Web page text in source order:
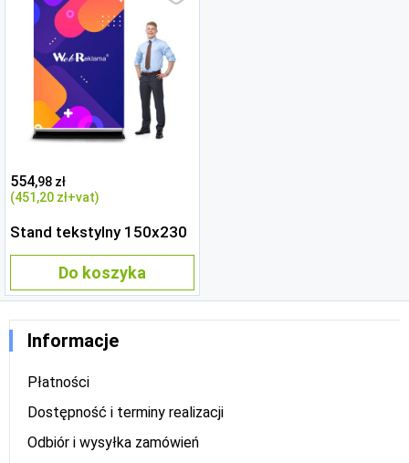
554,98 zł
(451,20 zł+vat)
Stand tekstylny 150x230
Do koszyka
Informacje
Płatności
Dostępność i terminy realizacji
Odbiór i wysyłka zamówień